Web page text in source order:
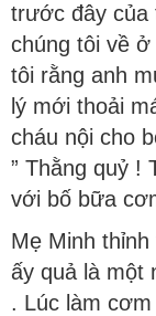
trước đây của
chúng tôi về
tôi rằng anh
lý mới thoải
cháu nội cho
” Thằng quỷ !
với bố bữa
Mẹ Minh
ấy quả là một
. Lúc làm